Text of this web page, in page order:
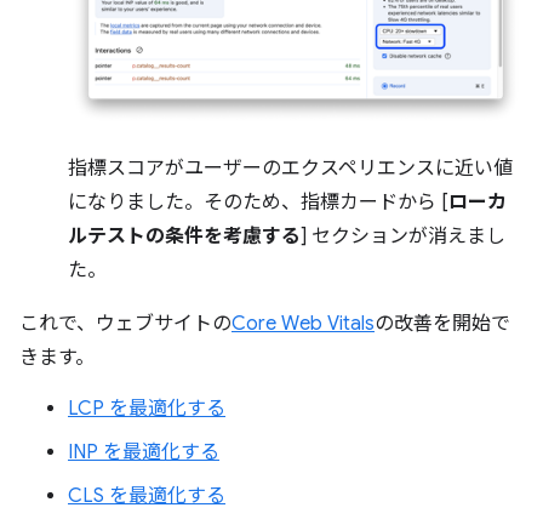
指標スコアがユーザーのエクスペリエンスに近い値
になりました。そのため、指標カードから [ローカ
ルテストの条件を考慮する] セクションが消えまし
た。
これで、ウェブサイトのCore Web Vitalsの改善を開始で
きます。
LCP を最適化する
INP を最適化する
CLS を最適化する